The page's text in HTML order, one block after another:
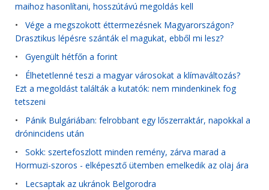
maihoz hasonlítani, hosszútávú megoldás kell
• Vége a megszokott éttermezésnek Magyarországon?
Drasztikus lépésre szánták el magukat, ebből mi lesz?
• Gyengült hétfőn a forint
• Élhetetlenné teszi a magyar városokat a klímaváltozás?
Ezt a megoldást találták a kutatók: nem mindenkinek fog
tetszeni
• Pánik Bulgáriában: felrobbant egy lőszerraktár, napokkal a
drónincidens után
• Sokk: szertefoszlott minden remény, zárva marad a
Hormuzi-szoros - elképesztő ütemben emelkedik az olaj ára
• Lecsaptak az ukránok Belgorodra